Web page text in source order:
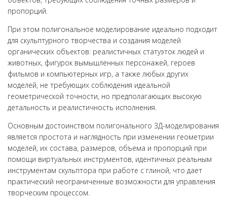
пропорций.
При этом полигональное моделирование идеально подходит
для скульптурного творчества и создания моделей
органических объектов: реалистичных статуэток людей и
животных, фигурок вымышленных персонажей, героев
фильмов и компьютерных игр, а также любых других
моделей, не требующих соблюдения идеальной
геометрической точности, но предполагающих высокую
детальность и реалистичность исполнения.
Основным достоинством полигонального 3Д-моделирования
является простота и наглядность при изменении геометрии
моделей, их состава, размеров, объема и пропорций при
помощи виртуальных инструментов, идентичных реальным
инструментам скульптора при работе с глиной, что дает
практический неограниченные возможности для управления
творческим процессом.